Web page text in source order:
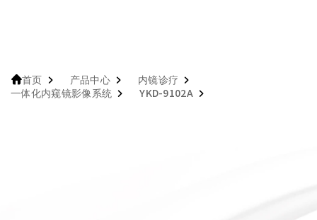
首页 产品中心
内镜诊疗
一体化内窥镜影像系统
YKD-9102A